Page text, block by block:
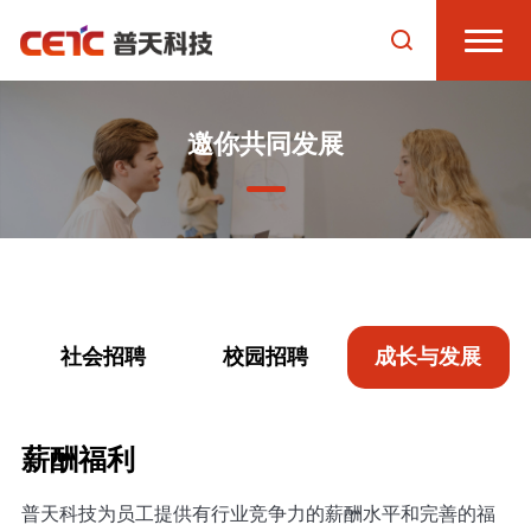
邀你共同发展
社会招聘 校园招聘 成长与发展
薪酬福利
普天科技为员工提供有行业竞争力的薪酬水平和完善的福